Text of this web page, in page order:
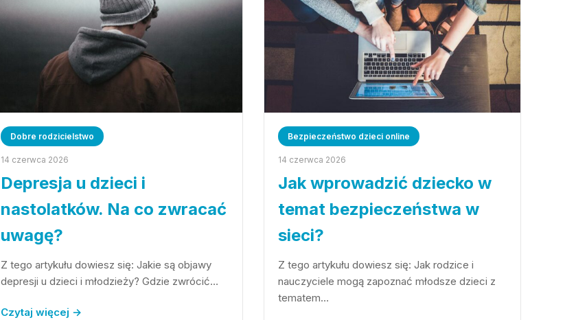
Dobre rodzicielstwo
14 czerwca 2026
Depresja u dzieci i
nastolatków. Na co zwracać
uwagę?
Z tego artykułu dowiesz się: Jakie są objawy
depresji u dzieci i młodzieży? Gdzie zwrócić…
Czytaj więcej →
Bezpieczeństwo dzieci online
14 czerwca 2026
Jak wprowadzić dziecko w
temat bezpieczeństwa w
sieci?
Z tego artykułu dowiesz się: Jak rodzice i
nauczyciele mogą zapoznać młodsze dzieci z
tematem…